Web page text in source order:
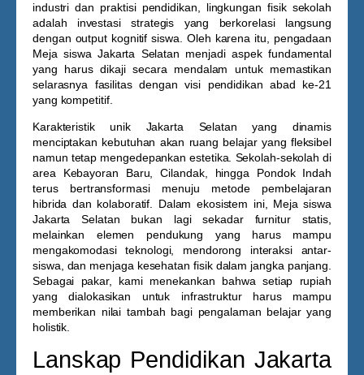
industri dan praktisi pendidikan, lingkungan fisik sekolah
adalah investasi strategis yang berkorelasi langsung
dengan output kognitif siswa. Oleh karena itu, pengadaan
Meja siswa Jakarta Selatan menjadi aspek fundamental
yang harus dikaji secara mendalam untuk memastikan
selarasnya fasilitas dengan visi pendidikan abad ke-21
yang kompetitif.
Karakteristik unik Jakarta Selatan yang dinamis
menciptakan kebutuhan akan ruang belajar yang fleksibel
namun tetap mengedepankan estetika. Sekolah-sekolah di
area Kebayoran Baru, Cilandak, hingga Pondok Indah
terus bertransformasi menuju metode pembelajaran
hibrida dan kolaboratif. Dalam ekosistem ini, Meja siswa
Jakarta Selatan bukan lagi sekadar furnitur statis,
melainkan elemen pendukung yang harus mampu
mengakomodasi teknologi, mendorong interaksi antar-
siswa, dan menjaga kesehatan fisik dalam jangka panjang.
Sebagai pakar, kami menekankan bahwa setiap rupiah
yang dialokasikan untuk infrastruktur harus mampu
memberikan nilai tambah bagi pengalaman belajar yang
holistik.
Lanskap Pendidikan Jakarta